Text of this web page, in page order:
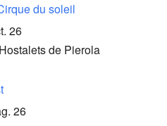
du soleil
26
de Pierola
26